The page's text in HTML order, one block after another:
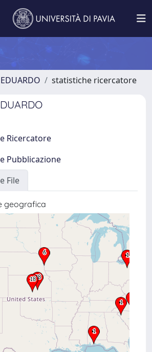
statistiche ricercatore
Ricercatore
Pubblicazione
File
geografica